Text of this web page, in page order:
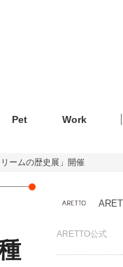
Pet Work
ームの歴史展」開催
ARETTO公式